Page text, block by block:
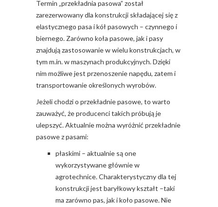
Termin „przekładnia pasowa” został
zarezerwowany dla konstrukcji składającej się z
elastycznego pasa i kół pasowych – czynnego i
biernego. Zarówno koła pasowe, jak i pasy
znajdują zastosowanie w wielu konstrukcjach, w
tym m.in. w maszynach produkcyjnych. Dzięki
nim możliwe jest przenoszenie napędu, zatem i
transportowanie określonych wyrobów.
Jeżeli chodzi o przekładnie pasowe, to warto
zauważyć, że producenci takich próbują je
ulepszyć. Aktualnie można wyróżnić przekładnie
pasowe z pasami:
płaskimi – aktualnie są one
wykorzystywane głównie w
agrotechnice. Charakterystyczny dla tej
konstrukcji jest baryłkowy kształt –taki
ma zarówno pas, jak i koło pasowe. Nie